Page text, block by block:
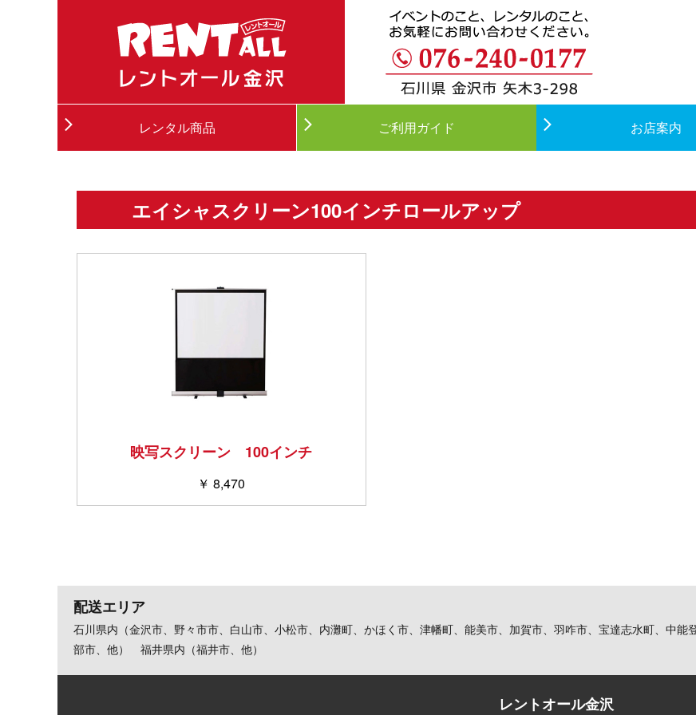
レンタル商品 ご利用ガイド お店案内
エイシャスクリーン100インチロールアップ
映写スクリーン 100インチ
￥ 8,470
配送エリア
石川県内（金沢市、野々市市、白山市、小松市、内灘町、かほく市、津幡町、能美市、加賀市、羽咋市、宝達志水町、中
部市、他） 福井県内（福井市、他）
レントオール金沢